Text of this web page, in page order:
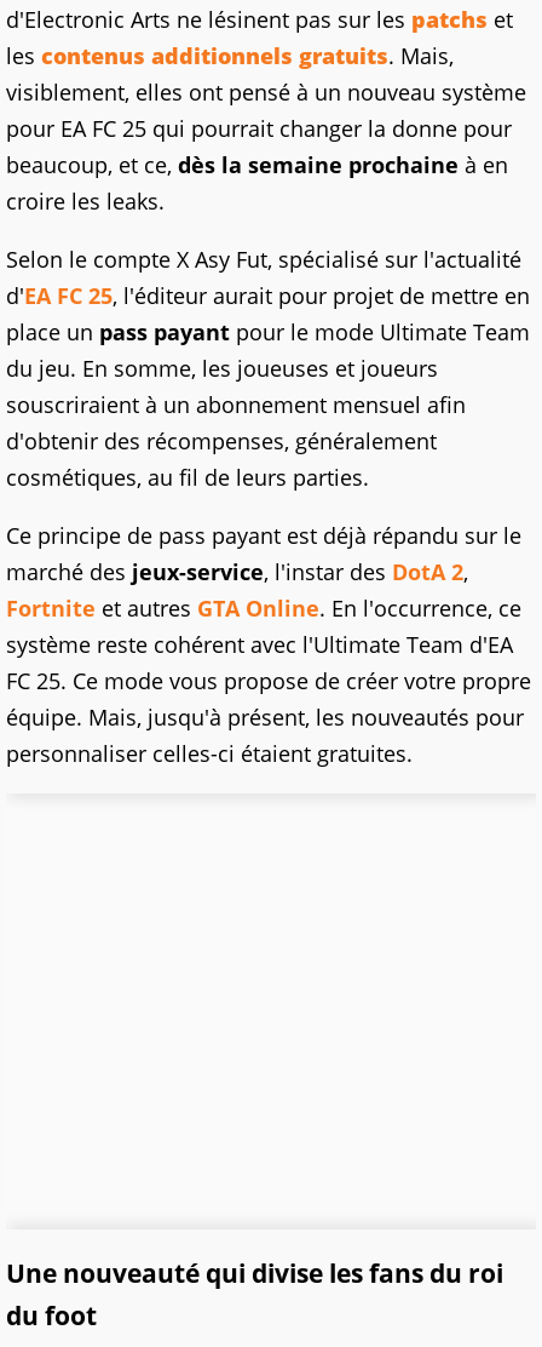
d'Electronic Arts ne lésinent pas sur les patchs et
les contenus additionnels gratuits. Mais,
visiblement, elles ont pensé à un nouveau système
pour EA FC 25 qui pourrait changer la donne pour
beaucoup, et ce, dès la semaine prochaine à en
croire les leaks.
Selon le compte X Asy Fut, spécialisé sur l'actualité
d'EA FC 25, l'éditeur aurait pour projet de mettre en
place un pass payant pour le mode Ultimate Team
du jeu. En somme, les joueuses et joueurs
souscriraient à un abonnement mensuel afin
d'obtenir des récompenses, généralement
cosmétiques, au fil de leurs parties.
Ce principe de pass payant est déjà répandu sur le
marché des jeux-service, l'instar des DotA 2,
Fortnite et autres GTA Online. En l'occurrence, ce
système reste cohérent avec l'Ultimate Team d'EA
FC 25. Ce mode vous propose de créer votre propre
équipe. Mais, jusqu'à présent, les nouveautés pour
personnaliser celles-ci étaient gratuites.
Une nouveauté qui divise les fans du roi
du foot